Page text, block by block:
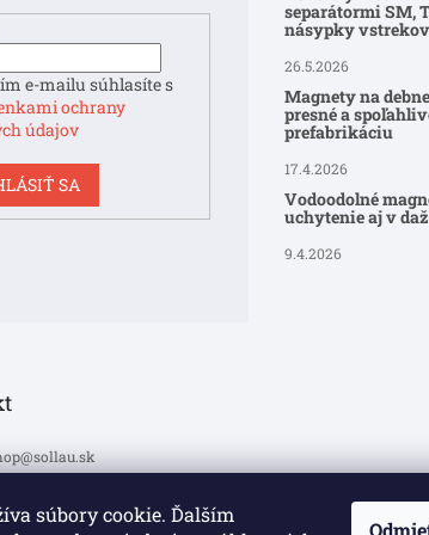
súbory cookie. Ďalším
e-mailu súhlasíte s
ochrany
údajov
SA
separátormi SM,
násypky
26.5.2026
Magnety na
presné a
prefabrikáciu
17.4.2026
Vodoodolné
uchytenie aj v
9.4.2026
@sollau.sk
778 110 059